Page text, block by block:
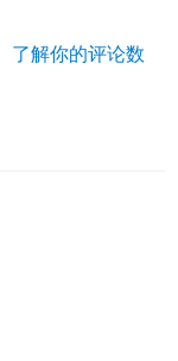
了解你的评论数